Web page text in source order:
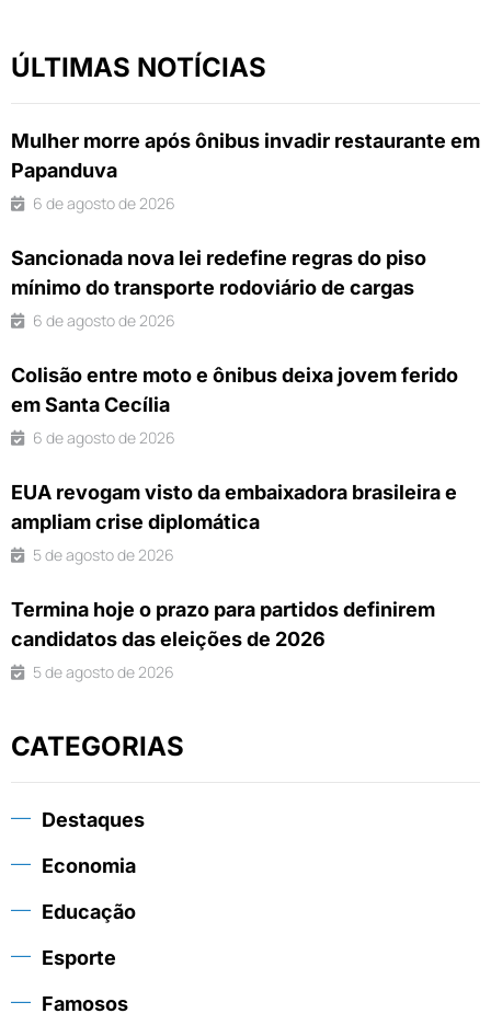
ÚLTIMAS NOTÍCIAS
Mulher morre após ônibus invadir restaurante em
Papanduva
6 de agosto de 2026
Sancionada nova lei redefine regras do piso
mínimo do transporte rodoviário de cargas
6 de agosto de 2026
Colisão entre moto e ônibus deixa jovem ferido
em Santa Cecília
6 de agosto de 2026
EUA revogam visto da embaixadora brasileira e
ampliam crise diplomática
5 de agosto de 2026
Termina hoje o prazo para partidos definirem
candidatos das eleições de 2026
5 de agosto de 2026
CATEGORIAS
Destaques
Economia
Educação
Esporte
Famosos